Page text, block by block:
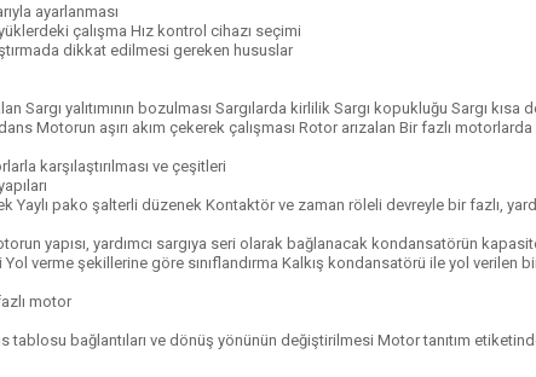
ayarlanması
çalışma Hız kontrol cihazı seçimi
dikkat edilmesi gereken hususlar
Sargı yalıtımının bozulması Sargılarda kirlilik Sargı kopukluğu Sargı kısa
Motorun aşırı akım çekerek çalışması Rotor arızalan Bir fazlı
karşılaştırılması ve çeşitleri
Yaylı pako şalterli düzenek Kontaktör ve zaman röleli devreyle bir fazlı,
yapısı, yardımcı sargıya seri olarak bağlanacak kondansatörün
Yol verme şekillerine göre sınıflandırma Kalkış kondansatörü ile yol
motor
bağlantıları ve dönüş yönünün değiştirilmesi Motor tanıtım